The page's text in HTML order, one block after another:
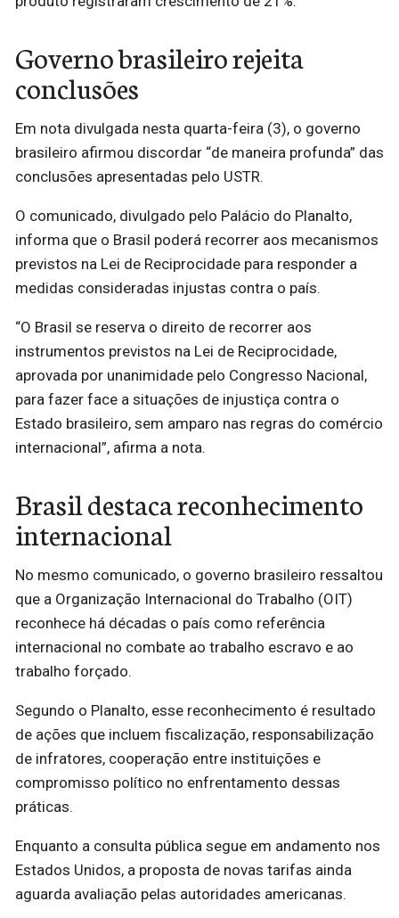
Governo brasileiro rejeita
conclusões
Em nota divulgada nesta quarta-feira (3), o governo
brasileiro afirmou discordar “de maneira profunda” das
conclusões apresentadas pelo USTR.
O comunicado, divulgado pelo Palácio do Planalto,
informa que o Brasil poderá recorrer aos mecanismos
previstos na Lei de Reciprocidade para responder a
medidas consideradas injustas contra o país.
“O Brasil se reserva o direito de recorrer aos
instrumentos previstos na Lei de Reciprocidade,
aprovada por unanimidade pelo Congresso Nacional,
para fazer face a situações de injustiça contra o
Estado brasileiro, sem amparo nas regras do comércio
internacional”, afirma a nota.
Brasil destaca reconhecimento
internacional
No mesmo comunicado, o governo brasileiro ressaltou
que a Organização Internacional do Trabalho (OIT)
reconhece há décadas o país como referência
internacional no combate ao trabalho escravo e ao
trabalho forçado.
Segundo o Planalto, esse reconhecimento é resultado
de ações que incluem fiscalização, responsabilização
de infratores, cooperação entre instituições e
compromisso político no enfrentamento dessas
práticas.
Enquanto a consulta pública segue em andamento nos
Estados Unidos, a proposta de novas tarifas ainda
aguarda avaliação pelas autoridades americanas.